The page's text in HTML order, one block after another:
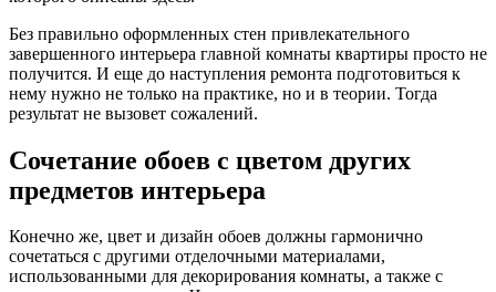
Без правильно оформленных стен привлекательного
завершенного интерьера главной комнаты квартиры просто не
получится. И еще до наступления ремонта подготовиться к
нему нужно не только на практике, но и в теории. Тогда
результат не вызовет сожалений.
Сочетание обоев с цветом других
предметов интерьера
Конечно же, цвет и дизайн обоев должны гармонично
сочетаться с другими отделочными материалами,
использованными для декорирования комнаты, а также с